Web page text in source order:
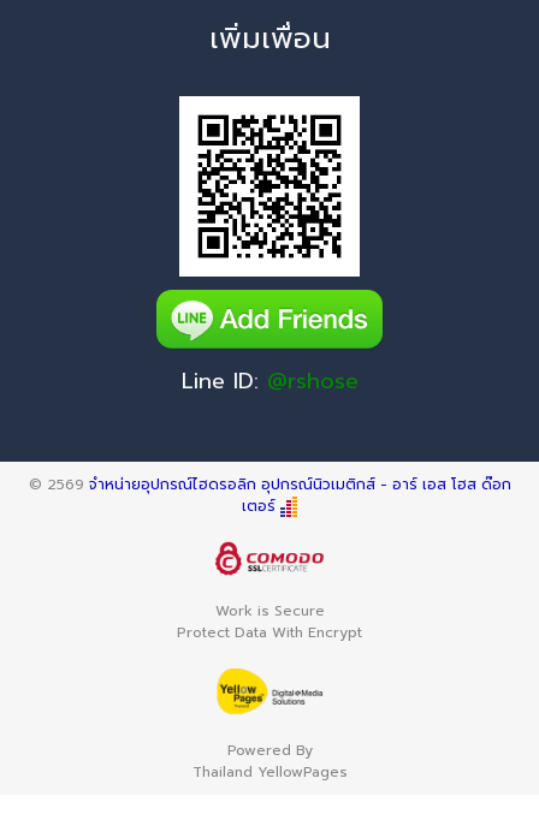
เพิ่มเพื่อน
Line ID: @rshose
© 2569 จำหน่ายอุปกรณ์ไฮดรอลิก อุปกรณ์นิวเมติกส์ - อาร์ เอส โฮส ด๊อก
เตอร์
Work is Secure
Protect Data With Encrypt
Powered By
Thailand YellowPages